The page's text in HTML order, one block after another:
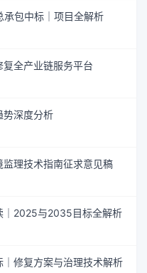
承包中标｜项目全解析
全产业链服务平台
势深度分析
理技术指南征求意见稿
｜2025与2035目标全解析
修复方案与治理技术解析